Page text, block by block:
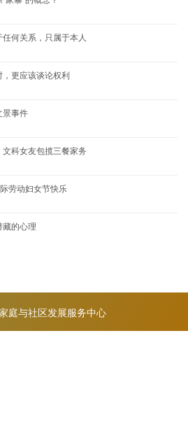
何关系，只属于本人
更应该谈论权利
景事件
科女友包揽三餐家务
劳动妇女节快乐
藏的心理
庭与社区发展服务中心